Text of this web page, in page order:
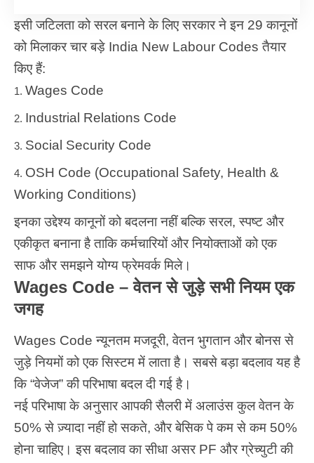
इसी जटिलता को सरल बनाने के लिए सरकार ने इन 29 कानूनों
को मिलाकर चार बड़े India New Labour Codes तैयार
किए हैं:
Wages Code
Industrial Relations Code
Social Security Code
OSH Code (Occupational Safety, Health &
Working Conditions)
इनका उद्देश्य कानूनों को बदलना नहीं बल्कि सरल, स्पष्ट और
एकीकृत बनाना है ताकि कर्मचारियों और नियोक्ताओं को एक
साफ और समझने योग्य फ्रेमवर्क मिले।
Wages Code – वेतन से जुड़े सभी नियम एक
जगह
Wages Code न्यूनतम मजदूरी, वेतन भुगतान और बोनस से
जुड़े नियमों को एक सिस्टम में लाता है। सबसे बड़ा बदलाव यह है
कि “वेजेज” की परिभाषा बदल दी गई है।
नई परिभाषा के अनुसार आपकी सैलरी में अलाउंस कुल वेतन के
50% से ज़्यादा नहीं हो सकते, और बेसिक पे कम से कम 50%
होना चाहिए। इस बदलाव का सीधा असर PF और ग्रेच्युटी की